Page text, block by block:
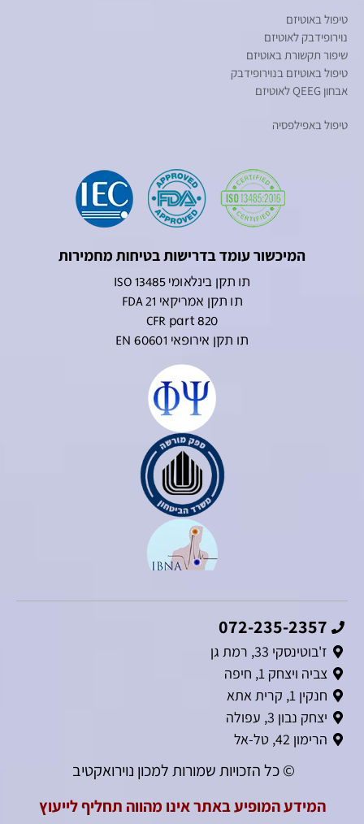
טיפול באוטיזם
נוירופידבק לאוטיזם
שיפור תקשורת באוטיזם
טיפול באוטיזם בנוירופידבק
אבחון QEEG לאוטיזם
טיפול באפילפסיה
072-235-2357
ז'בוטינסקי 33, רמת גן
צביה ויצחק 1, חיפה
חנקין 1, קרית אתא
יצחק נבון 3, עפולה
הרימון 42, טל-אל
© כל הזכויות שמורות למכון נוירואקטיב
המידע המופיע באתר אינו מהווה תחליף לייעוץ